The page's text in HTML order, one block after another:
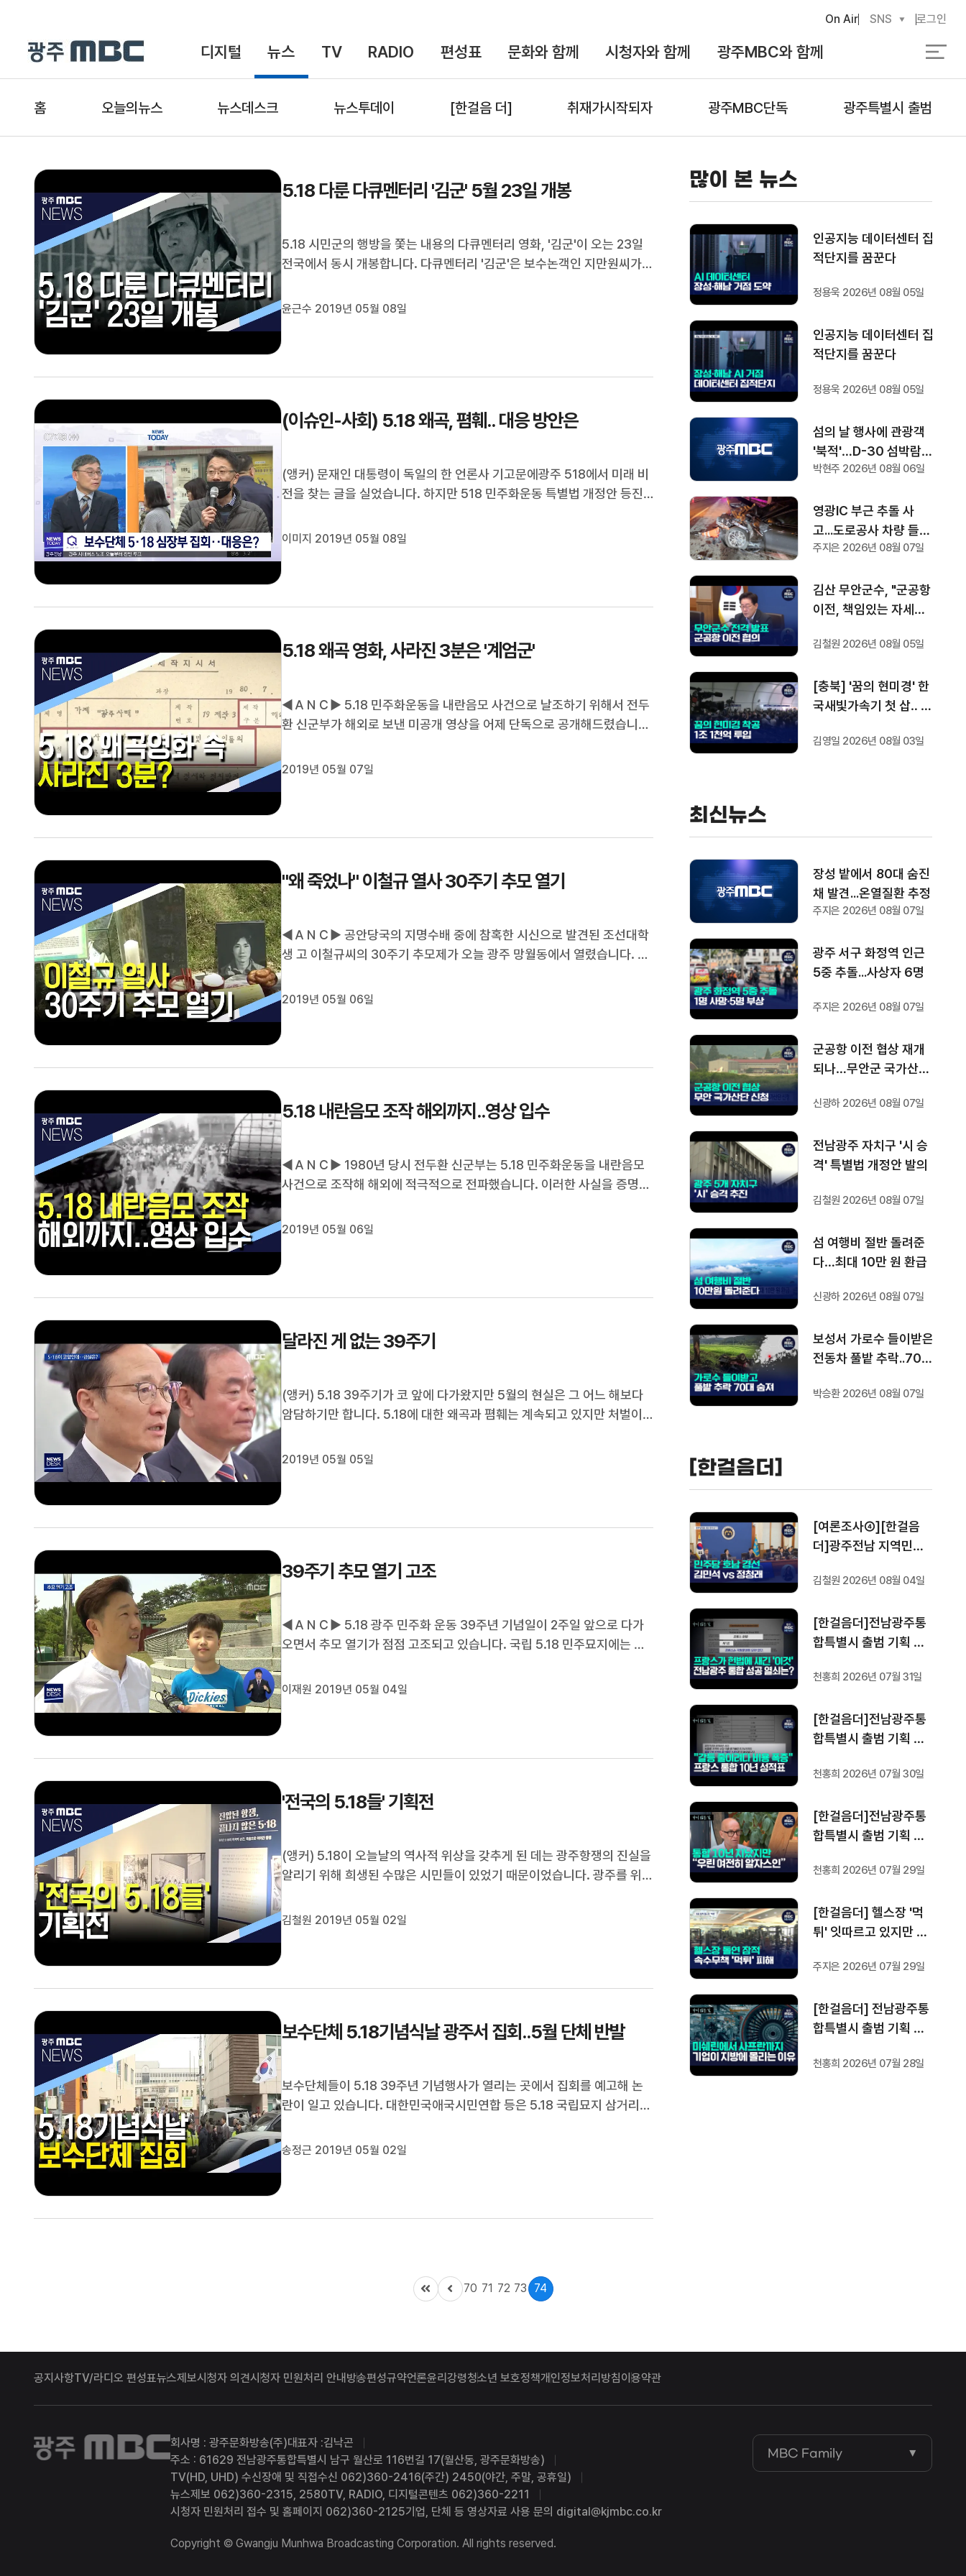
디지털 뉴스 TV RADIO 편성표 문화와 함께 시청자와 함께 광주MBC와 함께
On Air SNS 로그인
홈 오늘의뉴스 뉴스데스크 뉴스투데이 [한걸음 더] 취재가시작되자 광주MBC단독 광주특별시 출범
5.18 다룬 다큐멘터리 '김군' 5월 23일 개봉
5.18 시민군의 행방을 쫓는 내용의 다큐멘터리 영화, '김군'이 오는 23일
전국에서 동시 개봉합니다. 다큐멘터리 '김군'은 보수논객인 지만원씨가
해 북한군 개입설의 허구성과 광주의 아픔을 조명하고 있습니다. 서울 독
윤근수 2019년 05월 08일
(이슈인-사회) 5.18 왜곡, 폄훼.. 대응 방안은
(앵커) 문재인 대통령이 독일의 한 언론사 기고문에광주 518에서 미래 비
전을 찾는 글을 실었습니다. 하지만 518 민주화운동 특별법 개정안 등진
단 상임이사와좀 더 자세한 이야기 나눠보겠습니다. 안녕하십니까? (네,
이미지 2019년 05월 08일
5.18 왜곡 영화, 사라진 3분은 '계엄군'
◀ＡＮＣ▶ 5.18 민주화운동을 내란음모 사건으로 날조하기 위해서 전두
환 신군부가 해외로 보낸 미공개 영상을 어제 단독으로 공개해드렸습니다.
도로 영상을 만들었는지 더 분명해졌습니다. 보도에 김인정 기자입니다.
2019년 05월 07일
"왜 죽었나" 이철규 열사 30주기 추모 열기
◀ＡＮＣ▶ 공안당국의 지명수배 중에 참혹한 시신으로 발견된 조선대학
생 고 이철규씨의 30주기 추모제가 오늘 광주 망월동에서 열렸습니다. 고
을 풀지 못한 유가족과 친구들이 눈물을 쏟았습니다. 박수인 기자입니다.
2019년 05월 06일
5.18 내란음모 조작 해외까지..영상 입수
◀ＡＮＣ▶ 1980년 당시 전두환 신군부는 5.18 민주화운동을 내란음모
사건으로 조작해 해외에 적극적으로 전파했습니다. 이러한 사실을 증명해
영상을 중심으로 5.18의 진실을 감추기 위해 덧씌웠던 베일들을 하나씩 벗
2019년 05월 06일
달라진 게 없는 39주기
(앵커) 5.18 39주기가 코 앞에 다가왔지만 5월의 현실은 그 어느 해보다
암담하기만 합니다. 5.18에 대한 왜곡과 폄훼는 계속되고 있지만 처벌이
체들은 5.18 기념일에 광주에서 집회를 열겠다며 도발의 수위를 높이고 있
2019년 05월 05일
39주기 추모 열기 고조
◀ＡＮＣ▶ 5.18 광주 민주화 운동 39주년 기념일이 2주일 앞으로 다가
오면서 추모 열기가 점점 고조되고 있습니다. 국립 5.18 민주묘지에는 참
열리고 있습니다. 이재원 기잡니다. ◀ＥＮＤ▶ ◀ＶＣＲ▶ 까까머리 고
이재원 2019년 05월 04일
'전국의 5.18들' 기획전
(앵커) 5.18이 오늘날의 역사적 위상을 갖추게 된 데는 광주항쟁의 진실을
알리기 위해 희생된 수많은 시민들이 있었기 때문이었습니다. 광주를 위해
는지에 대해서는 비판이 있었는데요. 이들의 용기와 희생을 재조명하는 특
김철원 2019년 05월 02일
보수단체 5.18기념식날 광주서 집회..5월 단체 반발
보수단체들이 5.18 39주년 기념행사가 열리는 곳에서 집회를 예고해 논
란이 일고 있습니다. 대한민국애국시민연합 등은 5.18 국립묘지 삼거리와
이 모이는 집회신고를 관할 경찰서에 냈습니다. 5월 단체는 5.18 행사기간
송정근 2019년 05월 02일
많이 본 뉴스
인공지능 데이터센터 집
적단지를 꿈꾼다
정용욱 2026년 08월 05일
인공지능 데이터센터 집
적단지를 꿈꾼다
정용욱 2026년 08월 05일
섬의 날 행사에 관광객
'북적'…D-30 섬박람회
기대감도
박현주 2026년 08월 06일
영광IC 부근 추돌 사
고...도로공사 차량 들이
받아 1명 부상
주지은 2026년 08월 07일
김산 무안군수, "군공항
이전, 책임있는 자세로
김철원 2026년 08월 05일
[충북] '꿈의 현미경' 한
국새빛가속기 첫 삽‥ 1
완공
김영일 2026년 08월 03일
최신뉴스
장성 밭에서 80대 숨진
채 발견...온열질환 추정
주지은 2026년 08월 07일
광주 서구 화정역 인근
5중 추돌...사상자 6명
주지은 2026년 08월 07일
군공항 이전 협상 재개
되나…무안군 국가산단
신광하 2026년 08월 07일
전남광주 자치구 '시 승
격' 특별법 개정안 발의
김철원 2026년 08월 07일
섬 여행비 절반 돌려준
다…최대 10만 원 환급
신광하 2026년 08월 07일
보성서 가로수 들이받은
전동차 풀밭 추락..70대
박승환 2026년 08월 07일
[한걸음더]
[여론조사④][한걸음
더]광주전남 지역민들
할까.. 변수는?
김철원 2026년 08월 04일
[한걸음더]전남광주통
합특별시 출범 기획 보
프랑스 헌법에 새긴 '지
성공 조건은?
천홍희 2026년 07월 31일
[한걸음더]전남광주통
합특별시 출범 기획 보
프랑스 지역 통합 10년
천홍희 2026년 07월 30일
[한걸음더]전남광주통
합특별시 출범 기획 보
프랑스 통합 10년 지났
자스인"
천홍희 2026년 07월 29일
[한걸음더] 헬스장 '먹
튀' 잇따르고 있지만 …
주지은 2026년 07월 29일
[한걸음더] 전남광주통
합특별시 출범 기획 보
지방이 주도한 투자..'유
천홍희 2026년 07월 28일
70 71 72 73 74
공지사항TV/라디오 편성표뉴스제보시청자 의견시청자 민원처리 안내 방송편성규약언론윤리강령청소년 보호정책개인정보처리방침이용약관
광주MBC 회사명 : 광주문화방송(주)대표자 :김낙곤
주소 : 61629 전남광주통합특별시 남구 월산로 116번길 17(월산동, 광주문화방송)
TV(HD, UHD) 수신장애 및 직접수신 062)360-2416(주간) 2450(야간, 주말, 공휴일)
뉴스제보 062)360-2315, 2580TV, RADIO, 디지털콘텐츠 062)360-2211
시청자 민원처리 접수 및 홈페이지 062)360-2125기업, 단체 등 영상자료 사용 문의 digital@kjmbc.co.kr
Copyright © Gwangju Munhwa Broadcasting Corporation. All rights reserved.
MBC Family